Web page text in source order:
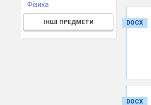
Фізика
ІНШІ ПРЕДМЕТИ DOCX
DOCX